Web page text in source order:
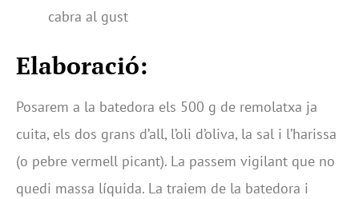
cabra al gust
Elaboració:
Posarem a la batedora els 500 g de remolatxa ja
cuita, els dos grans d’all, l’oli d’oliva, la sal i l’harissa
(o pebre vermell picant). La passem vigilant que no
quedi massa líquida. La traiem de la batedora i